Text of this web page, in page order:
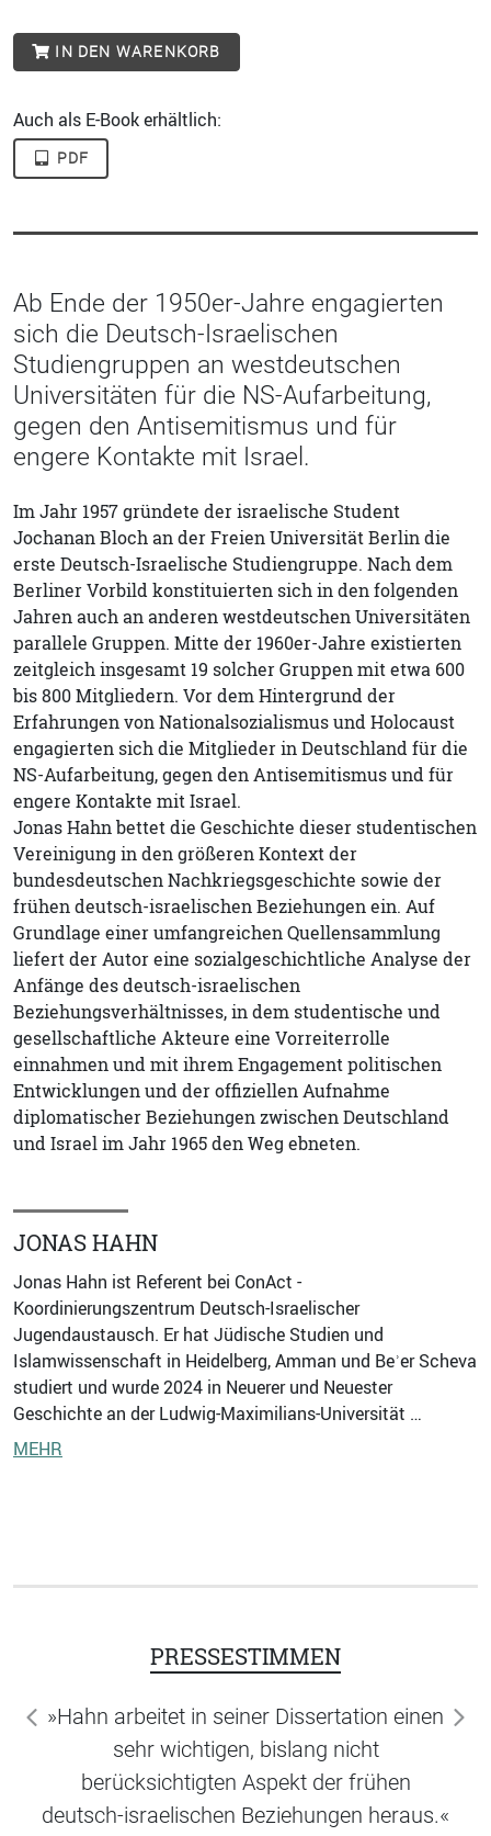
IN DEN WARENKORB
Auch als E-Book erhältlich:
PDF
Ab Ende der 1950er-Jahre engagierten
sich die Deutsch-Israelischen
Studiengruppen an westdeutschen
Universitäten für die NS-Aufarbeitung,
gegen den Antisemitismus und für
engere Kontakte mit Israel.
Im Jahr 1957 gründete der israelische Student
Jochanan Bloch an der Freien Universität Berlin die
erste Deutsch-Israelische Studiengruppe. Nach dem
Berliner Vorbild konstituierten sich in den folgenden
Jahren auch an anderen westdeutschen Universitäten
parallele Gruppen. Mitte der 1960er-Jahre existierten
zeitgleich insgesamt 19 solcher Gruppen mit etwa 600
bis 800 Mitgliedern. Vor dem Hintergrund der
Erfahrungen von Nationalsozialismus und Holocaust
engagierten sich die Mitglieder in Deutschland für die
NS-Aufarbeitung, gegen den Antisemitismus und für
engere Kontakte mit Israel.
Jonas Hahn bettet die Geschichte dieser studentischen
Vereinigung in den größeren Kontext der
bundesdeutschen Nachkriegsgeschichte sowie der
frühen deutsch-israelischen Beziehungen ein. Auf
Grundlage einer umfangreichen Quellensammlung
liefert der Autor eine sozialgeschichtliche Analyse der
Anfänge des deutsch-israelischen
Beziehungsverhältnisses, in dem studentische und
gesellschaftliche Akteure eine Vorreiterrolle
einnahmen und mit ihrem Engagement politischen
Entwicklungen und der offiziellen Aufnahme
diplomatischer Beziehungen zwischen Deutschland
und Israel im Jahr 1965 den Weg ebneten.
JONAS HAHN
Jonas Hahn ist Referent bei ConAct -
Koordinierungszentrum Deutsch-Israelischer
Jugendaustausch. Er hat Jüdische Studien und
Islamwissenschaft in Heidelberg, Amman und Beʾer Scheva
studiert und wurde 2024 in Neuerer und Neuester
Geschichte an der Ludwig-Maximilians-Universität …
MEHR
PRESSESTIMMEN
»Hahn arbeitet in seiner Dissertation einen
sehr wichtigen, bislang nicht
berücksichtigten Aspekt der frühen
deutsch-israelischen Beziehungen heraus.«
zurück